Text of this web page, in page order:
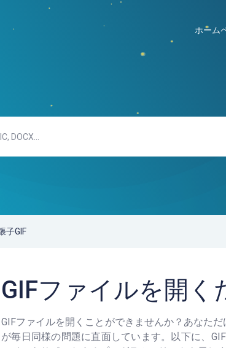
ホーム
子GIF
GIFファイルを開く
GIFファイルを開くことができませんか？あなた
が毎日同様の問題に直面しています。以下に、